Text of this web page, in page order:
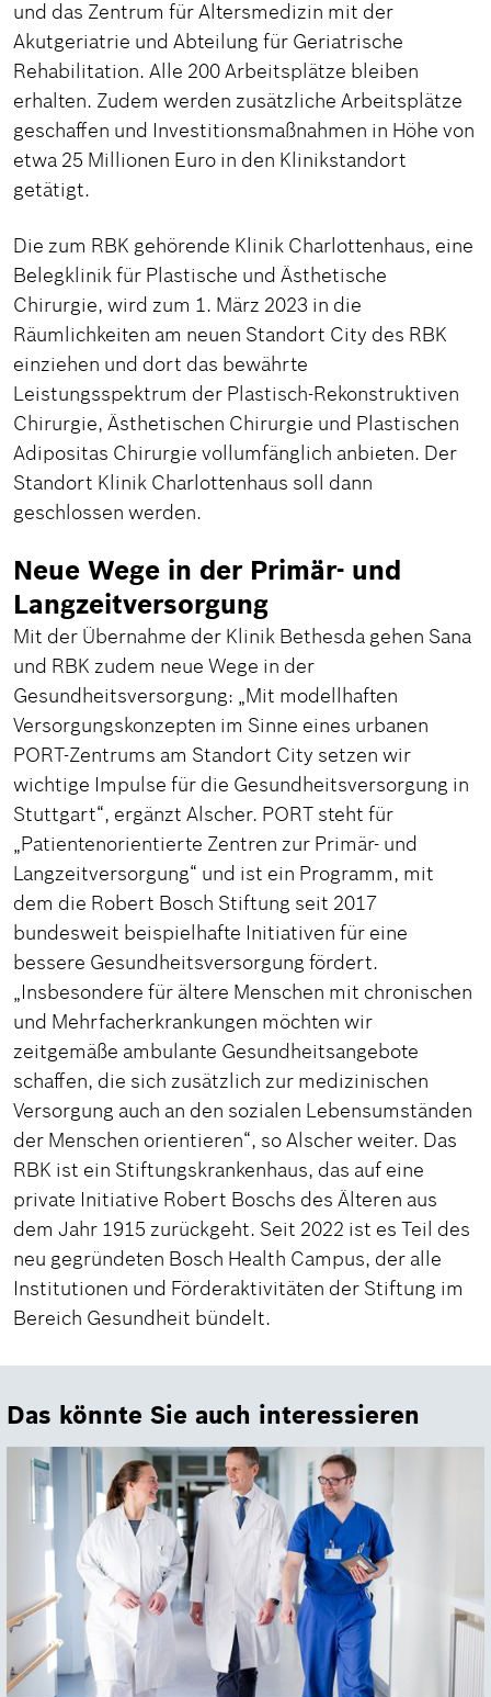
und das Zentrum für Altersmedizin mit der
Akutgeriatrie und Abteilung für Geriatrische
Rehabilitation. Alle 200 Arbeitsplätze bleiben
erhalten. Zudem werden zusätzliche Arbeitsplätze
geschaffen und Investitionsmaßnahmen in Höhe von
etwa 25 Millionen Euro in den Klinikstandort
getätigt.
Die zum RBK gehörende Klinik Charlottenhaus, eine
Belegklinik für Plastische und Ästhetische
Chirurgie, wird zum 1. März 2023 in die
Räumlichkeiten am neuen Standort City des RBK
einziehen und dort das bewährte
Leistungsspektrum der Plastisch-Rekonstruktiven
Chirurgie, Ästhetischen Chirurgie und Plastischen
Adipositas Chirurgie vollumfänglich anbieten. Der
Standort Klinik Charlottenhaus soll dann
geschlossen werden.
Neue Wege in der Primär- und
Langzeitversorgung
Mit der Übernahme der Klinik Bethesda gehen Sana
und RBK zudem neue Wege in der
Gesundheitsversorgung: „Mit modellhaften
Versorgungskonzepten im Sinne eines urbanen
PORT-Zentrums am Standort City setzen wir
wichtige Impulse für die Gesundheitsversorgung in
Stuttgart“, ergänzt Alscher. PORT steht für
„Patientenorientierte Zentren zur Primär- und
Langzeitversorgung“ und ist ein Programm, mit
dem die Robert Bosch Stiftung seit 2017
bundesweit beispielhafte Initiativen für eine
bessere Gesundheitsversorgung fördert.
„Insbesondere für ältere Menschen mit chronischen
und Mehrfacherkrankungen möchten wir
zeitgemäße ambulante Gesundheitsangebote
schaffen, die sich zusätzlich zur medizinischen
Versorgung auch an den sozialen Lebensumständen
der Menschen orientieren“, so Alscher weiter. Das
RBK ist ein Stiftungskrankenhaus, das auf eine
private Initiative Robert Boschs des Älteren aus
dem Jahr 1915 zurückgeht. Seit 2022 ist es Teil des
neu gegründeten Bosch Health Campus, der alle
Institutionen und Förderaktivitäten der Stiftung im
Bereich Gesundheit bündelt.
Das könnte Sie auch interessieren